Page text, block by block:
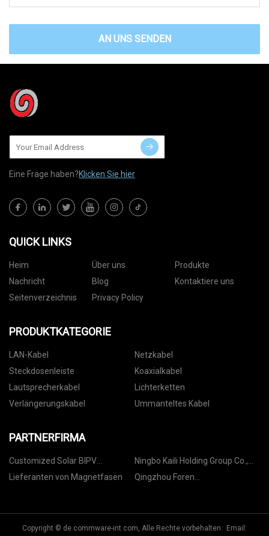
AN UNS SENDEN
Eine Frage haben?Klicken Sie hier
QUICK LINKS
Heim Über uns
Produkte
Nachricht
Blog
Kontaktiere uns
Seitenverzeichnis
Privacy Policy
PRODUKTKATEGORIE
LAN-Kabel
Netzkabel
Steckdosenleiste
Koaxialkabel
Lautsprecherkabel
Lichterketten
Verlängerungskabel
Ummanteltes Kabel
PARTNERFIRMA
Customized Solar BIPV
Montagestruktur
Ningbo Kaili Holding Group Co.,
Ltd
Lieferanten von Magnetfasen
Qingzhou Foren
Copyright © de.commware-int.com, Alle Rechte vorbehalten. Email: